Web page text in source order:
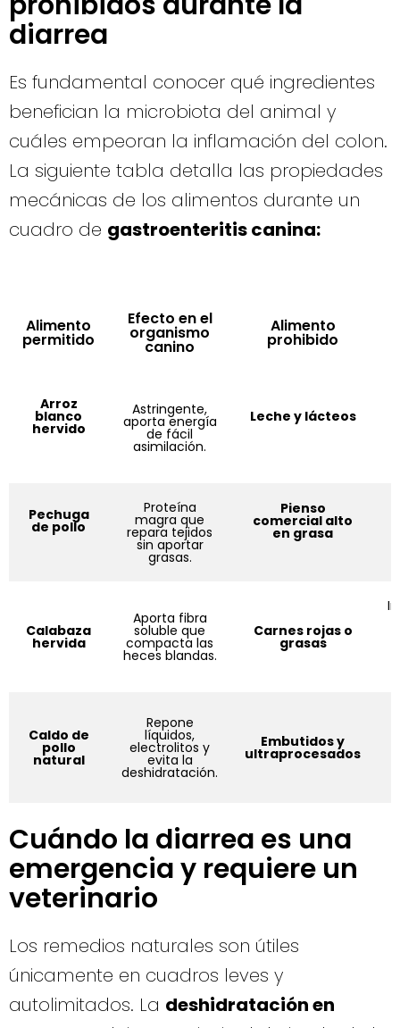
diarrea
Es fundamental conocer qué ingredientes
benefician la microbiota del animal y
cuáles empeoran la inflamación del colon.
La siguiente tabla detalla las propiedades
mecánicas de los alimentos durante un
cuadro de gastroenteritis canina:
Alimento
permitido
Efecto en el
organismo
canino
Alimento
prohibido
Arroz
blanco
hervido
Astringente,
aporta energía
de fácil
asimilación.
Leche y lácteos
Pechuga
de pollo
Proteína
magra que
repara tejidos
sin aportar
grasas.
Pienso
comercial alto
en grasa
Calabaza
hervida
Aporta fibra
soluble que
compacta las
heces blandas.
Carnes rojas o
grasas
Caldo de
pollo
natural
Repone
líquidos,
electrolitos y
evita la
deshidratación.
Embutidos y
ultraprocesados
Cuándo la diarrea es una
emergencia y requiere un
veterinario
Los remedios naturales son útiles
únicamente en cuadros leves y
autolimitados. La deshidratación en